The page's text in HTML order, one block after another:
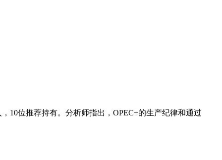
10位推荐持有。分析师指出，OPEC+的生产纪律和通过